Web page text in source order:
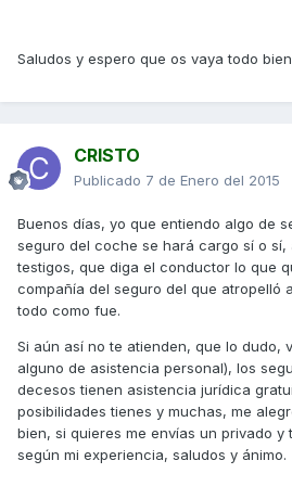
Saludos y espero que os vaya todo
CRISTO
Publicado 7 de Enero del 2015
Buenos días, yo que entiendo algo de
seguro del coche se hará cargo sí o sí,
testigos, que diga el conductor lo que
compañía del seguro del que atropelló
todo como fue.
Si aún así no te atienden, que lo dudo,
alguno de asistencia personal), los
decesos tienen asistencia jurídica
posibilidades tienes y muchas, me
bien, si quieres me envías un privado y
según mi experiencia, saludos y ánimo.